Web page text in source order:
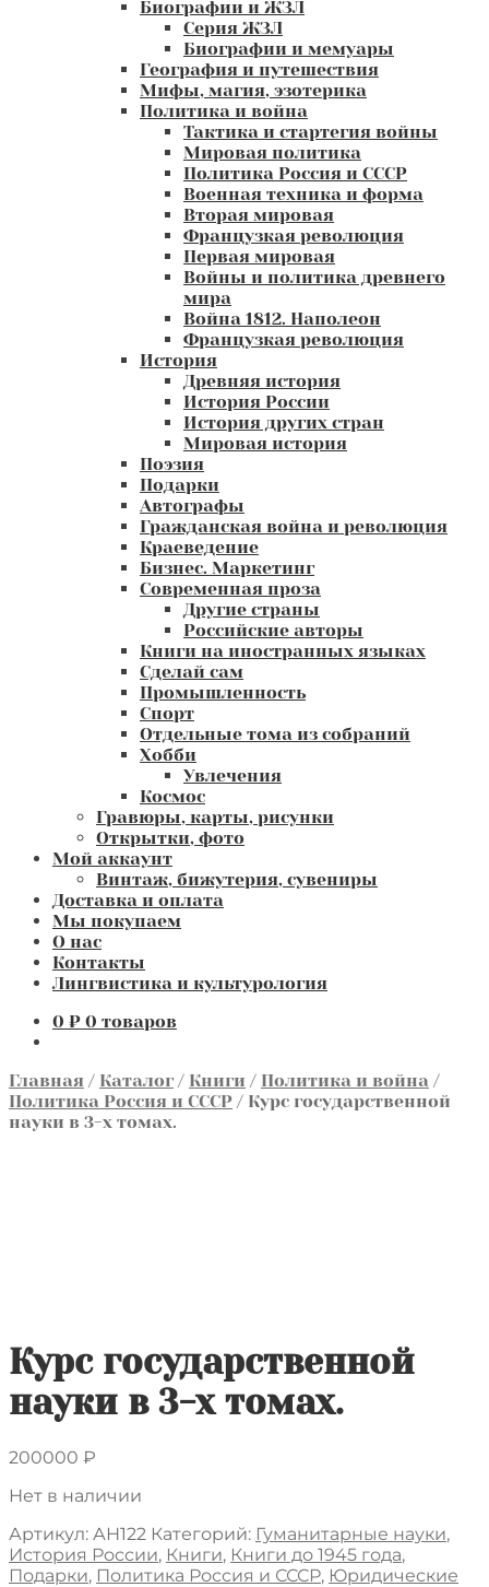
Биографии и ЖЗЛ
Серия ЖЗЛ
Биографии и мемуары
География и путешествия
Мифы, магия, эзотерика
Политика и война
Тактика и стартегия войны
Мировая политика
Политика Россия и СССР
Военная техника и форма
Вторая мировая
Французкая революция
Первая мировая
Войны и политика древнего
мира
Война 1812. Наполеон
Французкая революция
История
Древняя история
История России
История других стран
Мировая история
Поэзия
Подарки
Автографы
Гражданская война и революция
Краеведение
Бизнес. Маркетинг
Современная проза
Другие страны
Российские авторы
Книги на иностранных языках
Сделай сам
Промышленность
Спорт
Отдельные тома из собраний
Хобби
Увлечения
Космос
Гравюры, карты, рисунки
Открытки, фото
Мой аккаунт
Винтаж, бижутерия, сувениры
Доставка и оплата
Мы покупаем
О нас
Контакты
Лингвистика и культурология
0 ₽ 0 товаров
Главная / Каталог / Книги / Политика и война /
Политика Россия и СССР / Курс государственной
науки в 3-х томах.
Курс государственной
науки в 3-х томах.
200000 ₽
Нет в наличии
Артикул: АН122 Категорий: Гуманитарные науки,
История России, Книги, Книги до 1945 года,
Подарки, Политика Россия и СССР, Юридические